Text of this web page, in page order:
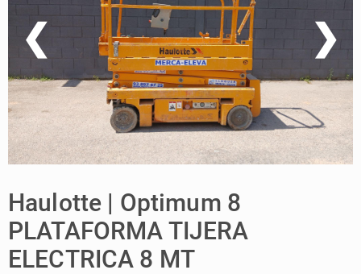
❮ ❯
Haulotte | Optimum 8
PLATAFORMA TIJERA
ELECTRICA 8 MT